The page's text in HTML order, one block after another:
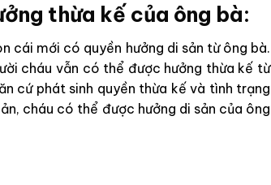
thừa kế của ông bà:
cái mới có quyền hưởng di sản từ ông bà.
cháu vẫn có thể được hưởng thừa kế từ
cứ phát sinh quyền thừa kế và tình trạng
cháu có thể được hưởng di sản của ông